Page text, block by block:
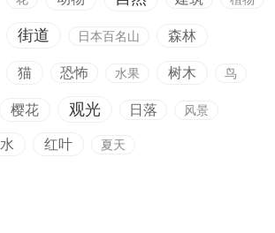
街道 日本百名山 森林
猫 恐怖 水果 树木 鸟
樱花 观光 日落 风景
水 红叶 夏天